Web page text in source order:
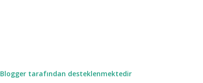
Blogger tarafından desteklenmektedir